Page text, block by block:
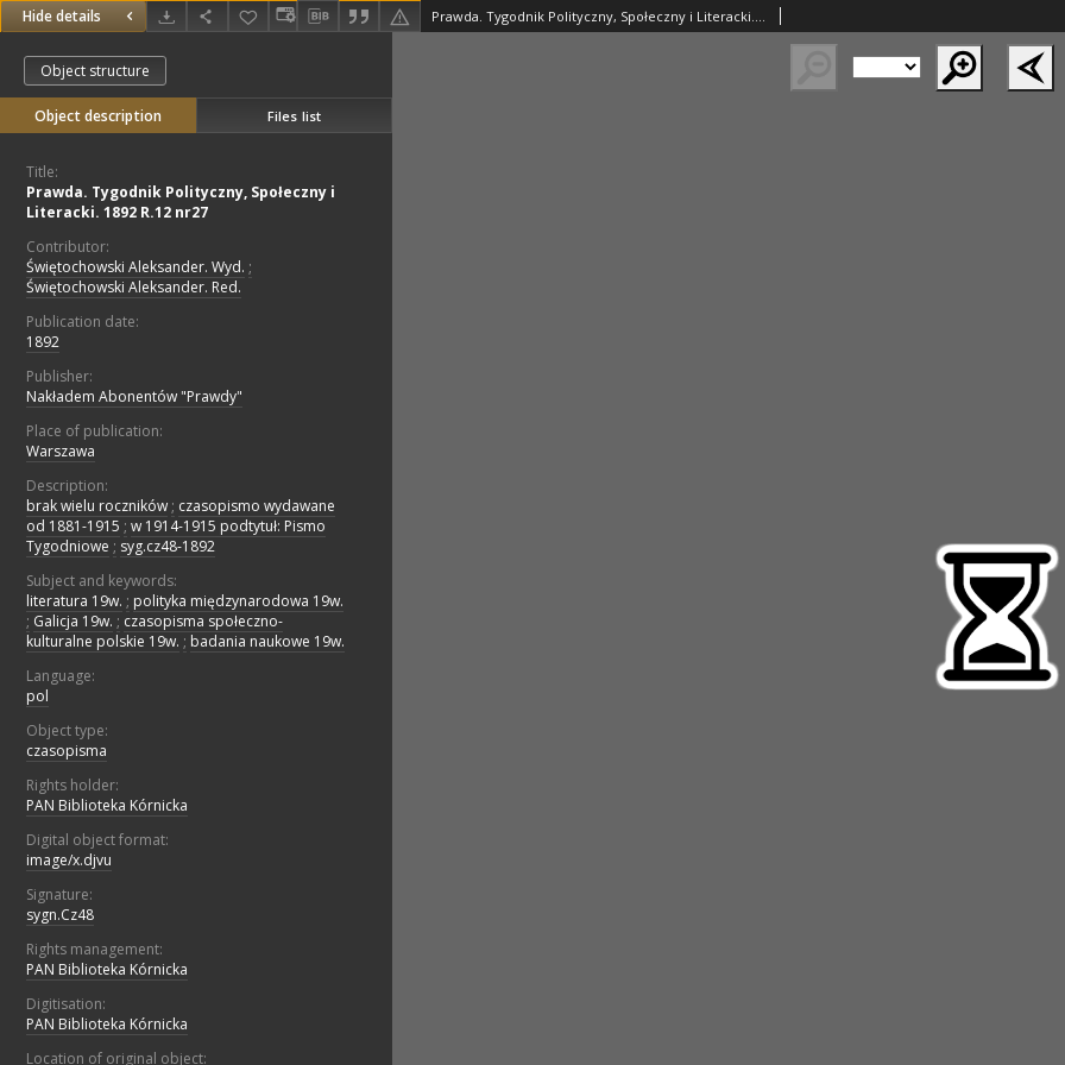
Hide details Prawda. Tygodnik Polityczny, Społeczny i Literacki. 1892 R.12 nr27
Object structure
Object description Files list
Title:
Prawda. Tygodnik Polityczny, Społeczny i
Literacki. 1892 R.12 nr27
Contributor:
Świętochowski Aleksander. Wyd. ;
Świętochowski Aleksander. Red.
Publication date:
1892
Publisher:
Nakładem Abonentów "Prawdy"
Place of publication:
Warszawa
Description:
brak wielu roczników ; czasopismo wydawane
od 1881-1915 ; w 1914-1915 podtytuł: Pismo
Tygodniowe ; syg.cz48-1892
Subject and keywords:
literatura 19w. ; polityka międzynarodowa 19w.
; Galicja 19w. ; czasopisma społeczno-
kulturalne polskie 19w. ; badania naukowe 19w.
Language:
pol
Object type:
czasopisma
Rights holder:
PAN Biblioteka Kórnicka
Digital object format:
image/x.djvu
Signature:
sygn.Cz48
Rights management:
PAN Biblioteka Kórnicka
Digitisation:
PAN Biblioteka Kórnicka
Location of original object: